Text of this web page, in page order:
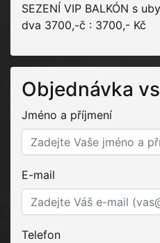
SEZENÍ VIP BALKÓN s
dva 3700,-č : 3700,- Kč
Objednávka
Jméno a příjmení
E-mail
Telefon